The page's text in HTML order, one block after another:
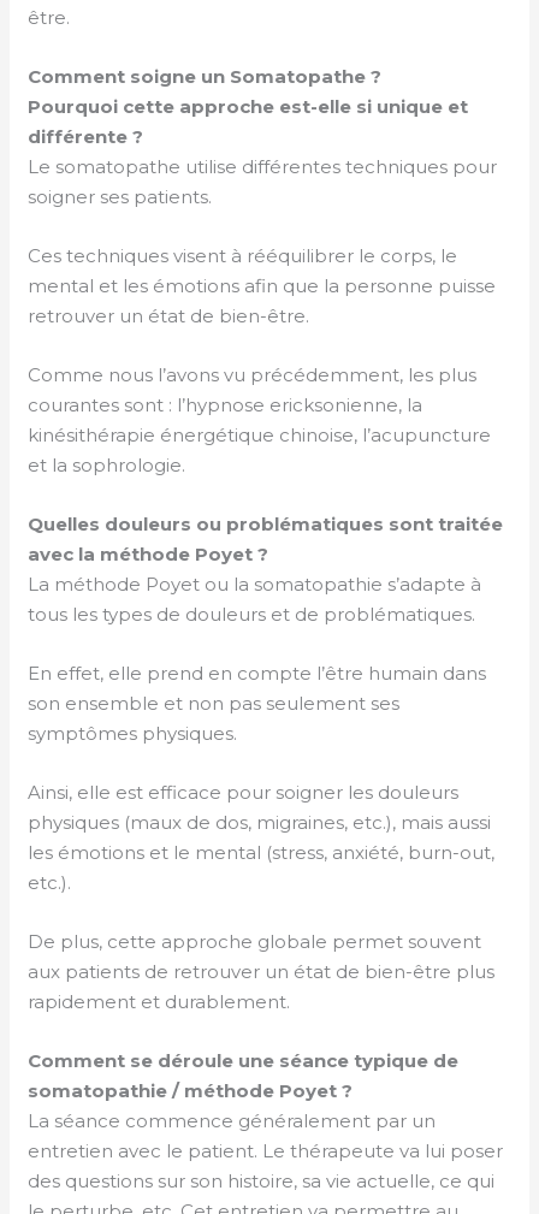
être.
Comment soigne un Somatopathe ?
Pourquoi cette approche est-elle si unique et
différente ?
Le somatopathe utilise différentes techniques pour
soigner ses patients.
Ces techniques visent à rééquilibrer le corps, le
mental et les émotions afin que la personne puisse
retrouver un état de bien-être.
Comme nous l’avons vu précédemment, les plus
courantes sont : l’hypnose ericksonienne, la
kinésithérapie énergétique chinoise, l’acupuncture
et la sophrologie.
Quelles douleurs ou problématiques sont traitée
avec la méthode Poyet ?
La méthode Poyet ou la somatopathie s’adapte à
tous les types de douleurs et de problématiques.
En effet, elle prend en compte l’être humain dans
son ensemble et non pas seulement ses
symptômes physiques.
Ainsi, elle est efficace pour soigner les douleurs
physiques (maux de dos, migraines, etc.), mais aussi
les émotions et le mental (stress, anxiété, burn-out,
etc.).
De plus, cette approche globale permet souvent
aux patients de retrouver un état de bien-être plus
rapidement et durablement.
Comment se déroule une séance typique de
somatopathie / méthode Poyet ?
La séance commence généralement par un
entretien avec le patient. Le thérapeute va lui poser
des questions sur son histoire, sa vie actuelle, ce qui